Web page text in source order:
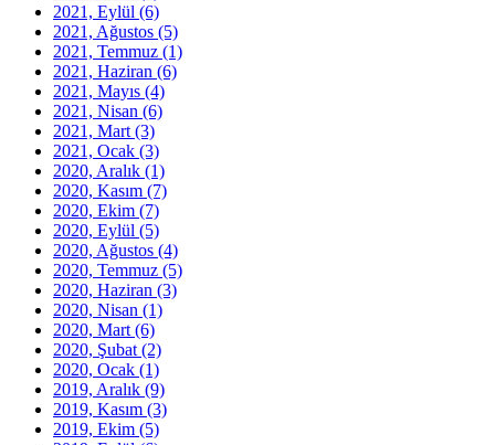
2021, Eylül (6)
2021, Ağustos (5)
2021, Temmuz (1)
2021, Haziran (6)
2021, Mayıs (4)
2021, Nisan (6)
2021, Mart (3)
2021, Ocak (3)
2020, Aralık (1)
2020, Kasım (7)
2020, Ekim (7)
2020, Eylül (5)
2020, Ağustos (4)
2020, Temmuz (5)
2020, Haziran (3)
2020, Nisan (1)
2020, Mart (6)
2020, Şubat (2)
2020, Ocak (1)
2019, Aralık (9)
2019, Kasım (3)
2019, Ekim (5)